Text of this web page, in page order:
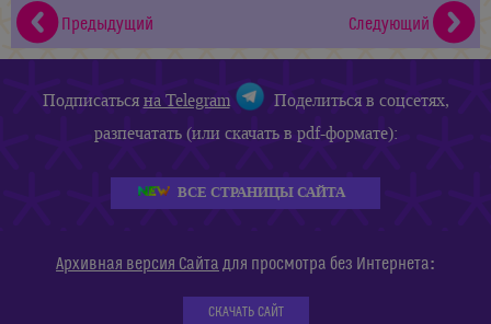
Предыдущий
Следующий
Подписатьсяна Telegram
Поделиться в соцсетях,
разпечатать (или скачать в pdf-формате):
ВСЕ СТРАНИЦЫ САЙТА
Архивная версия Сайта для просмотра без Интернета:
СКАЧАТЬ САЙТ